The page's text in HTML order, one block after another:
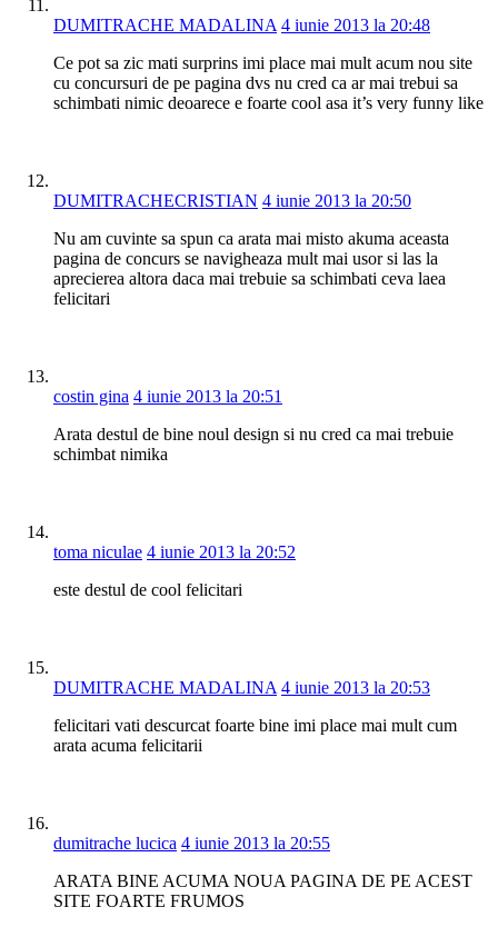
DUMITRACHE MADALINA 4 iunie 2013 la 20:48
Ce pot sa zic mati surprins imi place mai mult acum nou site
cu concursuri de pe pagina dvs nu cred ca ar mai trebui sa
schimbati nimic deoarece e foarte cool asa it’s very funny like
DUMITRACHECRISTIAN 4 iunie 2013 la 20:50
Nu am cuvinte sa spun ca arata mai misto akuma aceasta
pagina de concurs se navigheaza mult mai usor si las la
aprecierea altora daca mai trebuie sa schimbati ceva laea
felicitari
costin gina 4 iunie 2013 la 20:51
Arata destul de bine noul design si nu cred ca mai trebuie
schimbat nimika
toma niculae 4 iunie 2013 la 20:52
este destul de cool felicitari
DUMITRACHE MADALINA 4 iunie 2013 la 20:53
felicitari vati descurcat foarte bine imi place mai mult cum
arata acuma felicitarii
dumitrache lucica 4 iunie 2013 la 20:55
ARATA BINE ACUMA NOUA PAGINA DE PE ACEST
SITE FOARTE FRUMOS